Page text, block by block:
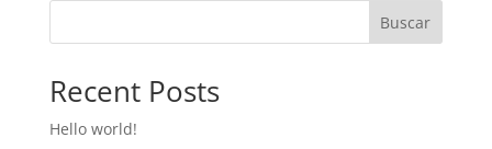
Buscar
Recent Posts
Hello world!